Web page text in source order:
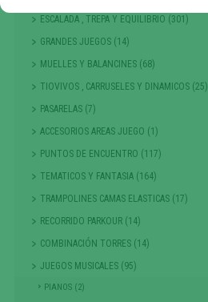
ESCALADA , TREPA Y EQUILIBRIO (301)
GRANDES JUEGOS (14)
MUELLES Y BALANCINES (68)
TIOVIVOS , CARRUSELES Y DINAMICOS (25)
PASARELAS (7)
ACCESORIOS AREAS JUEGO (1)
PUNTOS DE ENCUENTRO (117)
TEMATICOS Y FANTASIA (164)
TRAMPOLINES CAMAS ELASTICAS (17)
RECORRIDO PARKOUR (14)
COMBINACIÓN TORRES (14)
JUEGOS MUSICALES (95)
PIANOS (2)